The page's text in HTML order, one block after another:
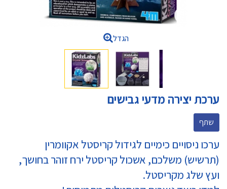
הגדל
ערכת יצירה מדעי גבישים
שתף
ערכו ניסויים כימיים לגידול קריסטל אקוומרין
(תרשיש) משלכם, אשכול קריסטל ירח זוהר בחושך,
ועץ שלג מקריסטל.